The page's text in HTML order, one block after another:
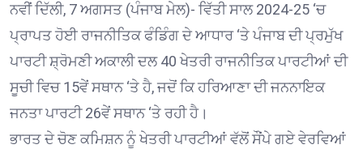
ਨਵੀਂ ਦਿੱਲੀ, 7 ਅਗਸਤ (ਪੰਜਾਬ ਮੇਲ)- ਵਿੱਤੀ ਸਾਲ 2024-25 ‘ਚ
ਪ੍ਰਾਪਤ ਹੋਈ ਰਾਜਨੀਤਿਕ ਫੰਡਿੰਗ ਦੇ ਆਧਾਰ ‘ਤੇ ਪੰਜਾਬ ਦੀ ਪ੍ਰਮੁੱਖ
ਪਾਰਟੀ ਸ਼੍ਰੋਮਣੀ ਅਕਾਲੀ ਦਲ 40 ਖੇਤਰੀ ਰਾਜਨੀਤਿਕ ਪਾਰਟੀਆਂ ਦੀ
ਸੂਚੀ ਵਿਚ 15ਵੇਂ ਸਥਾਨ ‘ਤੇ ਹੈ, ਜਦੋਂ ਕਿ ਹਰਿਆਣਾ ਦੀ ਜਨਨਾਇਕ
ਜਨਤਾ ਪਾਰਟੀ 26ਵੇਂ ਸਥਾਨ ‘ਤੇ ਰਹੀ ਹੈ।
ਭਾਰਤ ਦੇ ਚੋਣ ਕਮਿਸ਼ਨ ਨੂੰ ਖੇਤਰੀ ਪਾਰਟੀਆਂ ਵੱਲੋਂ ਸੌਂਪੇ ਗਏ ਵੇਰਵਿਆਂ